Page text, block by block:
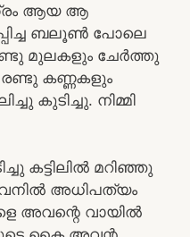
ആയ ആ
ബലൂൺ പോലെ
മുലകളും ചേർത്തു
രണ്ടു കണ്ണകളും
കുടിച്ചു. നിമ്മി
കട്ടിലിൽ മറിഞ്ഞു
അധിപത്യം
അവന്റെ വായിൽ